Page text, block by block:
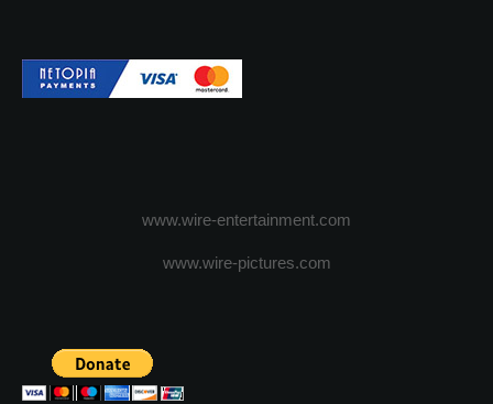
www.wire-entertainment.com
www.wire-pictures.com